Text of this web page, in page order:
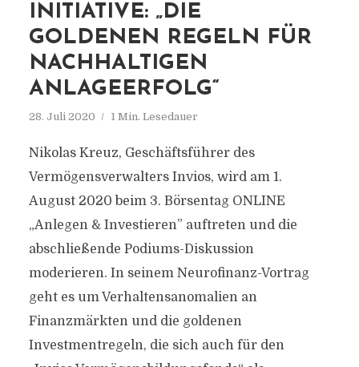
INITIATIVE: „DIE
GOLDENEN REGELN FÜR
NACHHALTIGEN
ANLAGEERFOLG“
28. Juli 2020 1 Min. Lesedauer
Nikolas Kreuz, Geschäftsführer des
Vermögensverwalters Invios, wird am 1.
August 2020 beim 3. Börsentag ONLINE
„Anlegen & Investieren” auftreten und die
abschließende Podiums-Diskussion
moderieren. In seinem Neurofinanz-Vortrag
geht es um Verhaltensanomalien an
Finanzmärkten und die goldenen
Investmentregeln, die sich auch für den